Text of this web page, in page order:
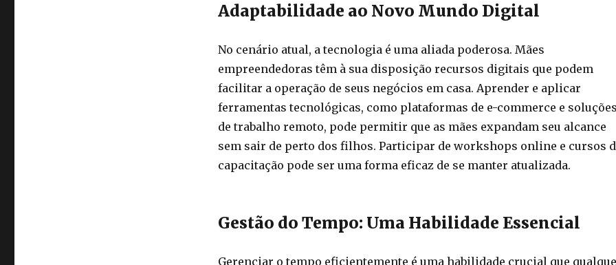
Adaptabilidade ao Novo Mundo Digital
No cenário atual, a tecnologia é uma aliada poderosa. Mães
empreendedoras têm à sua disposição recursos digitais que podem
facilitar a operação de seus negócios em casa. Aprender e aplicar
ferramentas tecnológicas, como plataformas de e-commerce e
de trabalho remoto, pode permitir que as mães expandam seu alcance
sem sair de perto dos filhos. Participar de workshops online e cursos
capacitação pode ser uma forma eficaz de se manter atualizada.
Gestão do Tempo: Uma Habilidade Essencial
Gerenciar o tempo eficientemente é uma habilidade crucial que